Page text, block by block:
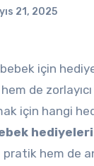
21, 2025
için
de
için hangi
hediyeleri
hem de